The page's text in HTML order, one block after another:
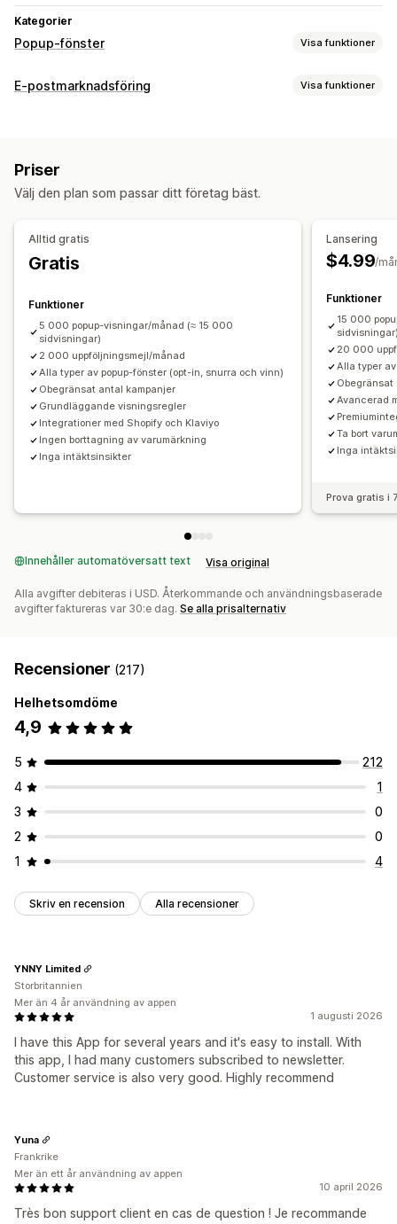
Kategorier
Popup-fönster Visa funktioner
Popup-typer
Formulär
Popup-fönster med varningar Anpassade popup-fönster
Hantering av popup-fönster
Redigeringsverktyg
Lokalisering
Kampanjer
Målinriktning Geolokalisering Segmentering
Taggning
Rapportering
Analysverktyg
E-postmarknadsföring Visa funktioner
Exit intent-meddelande
Välkomstmejl Uppföljningsmejl
Inhämtning av samtycke
Utlösare och regler
Målinriktning
Geolokalisering Segmentering Taggning
Rapportering
Priser
Välj den plan som passar ditt företag bäst.
Alltid gratis
Gratis
Funktioner
5 000 popup-visningar/månad (≈ 15 000
sidvisningar)
2 000 uppföljningsmejl/månad
Alla typer av popup-fönster (opt-in, snurra och vinn)
Obegränsat antal kampanjer
Grundläggande visningsregler
Integrationer med Shopify och Klaviyo
Ingen borttagning av varumärkning
Inga intäktsinsikter
Lansering
$4.99/
Funktioner
15 000
20 000
Alla typer
Obegränsat
Avancerad
Ta bort
Inga
Prova gratis i
Innehåller automatöversatt text Visa original
Alla avgifter debiteras i USD. Återkommande och användningsbaserade
avgifter faktureras var 30:e dag. Se alla prisalternativ
Recensioner (217)
Helhetsomdöme
4,9
5
212
4
1
3
0
2
0
1
4
Skriv en recension Alla recensioner
1 augusti 2026
I have this App for several years and it's easy to install. With
this app, I had many customers subscribed to newsletter.
Customer service is also very good. Highly recommend
YNNY Limited
Storbritannien
Mer än 4 år användning av appen
10 april 2026
Très bon support client en cas de question ! Je recommande
Yuna
Frankrike
Mer än ett år användning av appen